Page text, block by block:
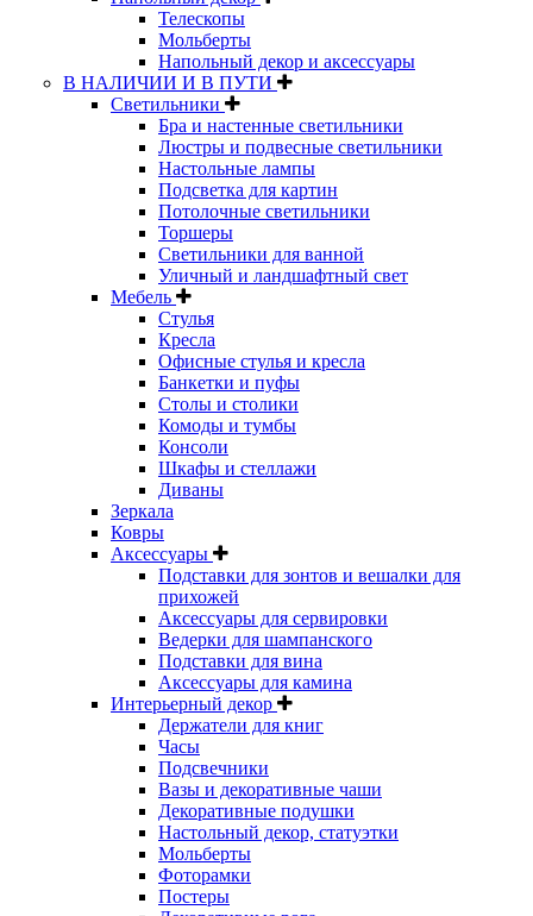
Телескопы
Мольберты
Напольный декор и аксессуары
В НАЛИЧИИ И В ПУТИ
Светильники
Бра и настенные светильники
Люстры и подвесные светильники
Настольные лампы
Подсветка для картин
Потолочные светильники
Торшеры
Светильники для ванной
Уличный и ландшафтный свет
Мебель
Стулья
Кресла
Офисные стулья и кресла
Банкетки и пуфы
Столы и столики
Комоды и тумбы
Консоли
Шкафы и стеллажи
Диваны
Зеркала
Ковры
Аксессуары
Подставки для зонтов и вешалки для
прихожей
Аксессуары для сервировки
Ведерки для шампанского
Подставки для вина
Аксессуары для камина
Интерьерный декор
Держатели для книг
Часы
Подсвечники
Вазы и декоративные чаши
Декоративные подушки
Настольный декор, статуэтки
Мольберты
Фоторамки
Постеры